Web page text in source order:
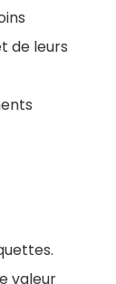
de leurs
valeur